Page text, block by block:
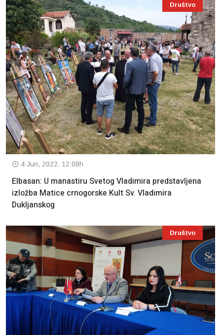
Društvo
4 Jun, 2022. 12:08h
Elbasan: U manastiru Svetog Vladimira predstavljena
izložba Matice crnogorske Kult Sv. Vladimira
Dukljanskog
Društvo